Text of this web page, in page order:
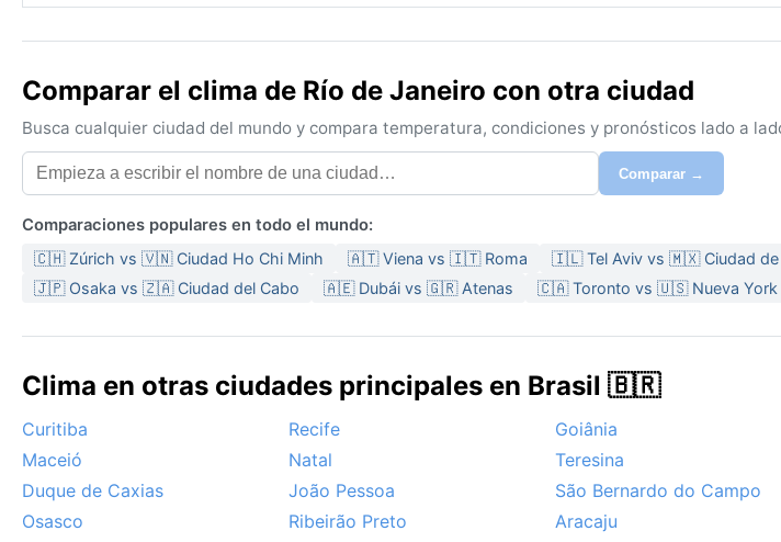
Comparar el clima de Río de Janeiro con otra ciudad
Busca cualquier ciudad del mundo y compara temperatura, condiciones y pronósticos lado a
Comparar →
Comparaciones populares en todo el mundo:
🇨🇭 Zúrich vs 🇻🇳 Ciudad Ho Chi Minh 🇦🇹 Viena vs 🇮🇹 Roma
🇮🇱 Tel Aviv vs 🇲🇽 Ciudad de
🇯🇵 Osaka vs 🇿🇦 Ciudad del Cabo
🇦🇪 Dubái vs 🇬🇷 Atenas 🇨🇦 Toronto vs 🇺🇸 Nueva York
Clima en otras ciudades principales en Brasil 🇧🇷
Curitiba Recife Goiânia
Maceió
Natal Teresina
Duque de Caxias
João Pessoa São Bernardo do Campo
Osasco
Ribeirão Preto Aracaju